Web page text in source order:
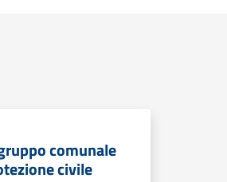
comunale
civile